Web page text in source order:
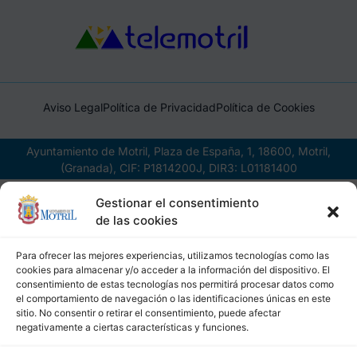
Gestionar el consentimiento
de las cookies
Para ofrecer las mejores experiencias, utilizamos tecnologías como las
cookies para almacenar y/o acceder a la información del dispositivo. El
consentimiento de estas tecnologías nos permitirá procesar datos como
el comportamiento de navegación o las identificaciones únicas en este
sitio. No consentir o retirar el consentimiento, puede afectar
negativamente a ciertas características y funciones.
Aviso LegalPolítica de PrivacidadPolítica de Cookies
Ayuntamiento de Motril, Plaza de España, 1, 18600, Motril,
(Granada), CIF: P1814200J, DIR3: L01181400